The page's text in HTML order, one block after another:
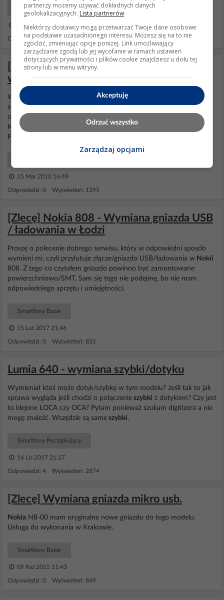
Smartfony Bazar
08 Kwi 2017 14:35
Odpowiedzi: 0 Wyświetleń: 1140
[zamienię] Nokia N73 stan BDB na Silnik
wsk
Witam. Zamienię telefon NokiaN73 z całym kompletem bez
słuchawek. Papiery, gwarancja. Zamienię na sinik wsk 125 lub inny
oczywiście sprawny. Mogę też sprzedać telefon cena to 250zł.
Kontakt: 667566784. W godzinach 8-16 proszę o kontakt sms.
Później można dzwonić. Zależy mi na czasie.Pozdrawiam
15 Mar 2010 16:49
Odpowiedzi: 0 Wyświetleń: 1395
[Zlecę] Nokia 808 - Wymiana gniazda USB
/ ładowania w Łodzi
Proszę o polecenie dobrego serwisu, który w odpowiedni sposób
wymieni mi, czyli przylutuje złącze/gniazdo USB/ładowania w Nokii
808. Z tego co czytałem gniazdo powinno być zamontowane
powierzchniowo/SMT. Sam się tego nie podejmę, bo nie mam
odpowiedniego sprzętu i umiejętności.
Smartfony Bazar
15 Lut 2017 21:46
Odpowiedzi: 0 Wyświetleń: 831
Lumia 640 - wymiana szybki/dotyku
Wymieniał ktoś może dotyk/szybkę w tym modelu? Jeśli tak to jak
sprawa wygląda jeśli chodzi o połączenie szybki z dotykiem? Czy jest
to klejone LOCA czy OCA? Pytam ponieważ szukam digitizera a nie
mogę znaleźć. Wszędzie są same szybki.
Smartfony Początkujący
14 Lis 2017 21:27
Odpowiedzi: 4 Wyświetleń: 2874
[Zlecę] Wymiana gniazda mikro usb.
Nokia N8-00 mam oryginalne nowe gniazdo do tego modelu.
Usługa do wykonania w Krakowie.
Smartfony Bazar
09 Paź 2015 11:43
Odpowiedzi: 0 Wyświetleń: 849
partnerzy możemy używać dokładnych danych
geolokalizacyjnych. Lista partnerów
Niektórzy dostawcy mogą przetwarzać Twoje dane osobowe
na podstawie uzasadnionego interesu. Możesz się na to nie
zgodzić, zmieniając opcje poniżej. Link umożliwiający
zarządzanie zgodą lub jej wycofanie w ramach ustawień
dotyczących prywatności i plików cookie znajdziesz u dołu tej
strony lub w menu witryny.
Akceptuję
Odrzuć wszystko
Zarządzaj opcjami